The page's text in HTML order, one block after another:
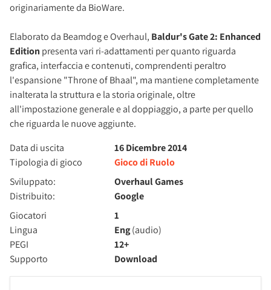
originariamente da BioWare.
Elaborato da Beamdog e Overhaul, Baldur's Gate 2: Enhanced
Edition presenta vari ri-adattamenti per quanto riguarda
grafica, interfaccia e contenuti, comprendenti peraltro
l'espansione "Throne of Bhaal", ma mantiene completamente
inalterata la struttura e la storia originale, oltre
all'impostazione generale e al doppiaggio, a parte per quello
che riguarda le nuove aggiunte.
Data di uscita
16 Dicembre 2014
Tipologia di gioco
Gioco di Ruolo
Sviluppato:
Overhaul Games
Distribuito:
Google
Giocatori
1
Lingua
Eng(audio)
PEGI
12+
Supporto
Download